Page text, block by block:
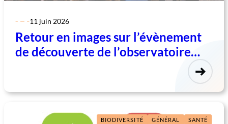
11 juin 2026
Retour en images sur l’évènement
de découverte de l’observatoire
transfrontalier France-Wallonie-
BIODIVERSITÉ GÉNÉRAL SANTÉ